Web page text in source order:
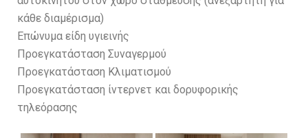
κάθε διαμέρισμα)
Επώνυμα είδη υγιεινής
Προεγκατάσταση Συναγερμού
Προεγκατάσταση Κλιματισμού
Προεγκατάσταση ίντερνετ και δορυφορικής
τηλεόρασης